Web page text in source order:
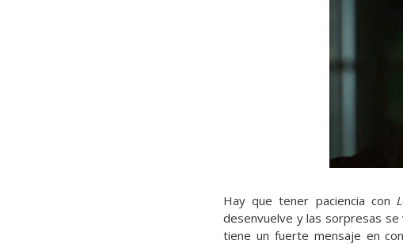
Hay que tener paciencia con
desenvuelve y las sorpresas
tiene un fuerte mensaje en